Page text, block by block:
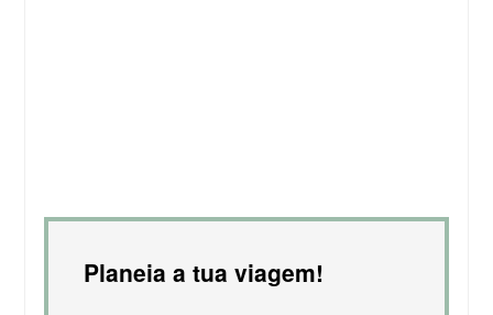
Planeia a tua viagem!